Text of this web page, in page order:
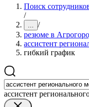
Поиск
/
... /
резюме в
ассистент
гибкий график
ассистент